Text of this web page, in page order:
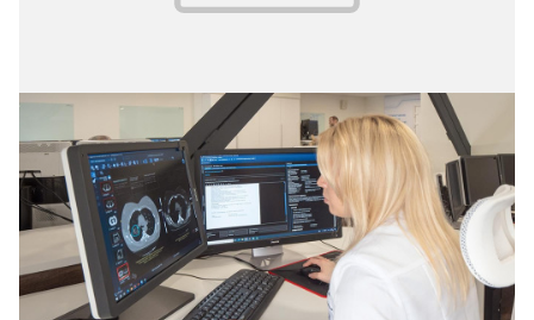
№ 41(340)
Точный сервис
Столичные учёные оценили параметры
диагностической точности ИИ-сервисов лучевой
диагностики.